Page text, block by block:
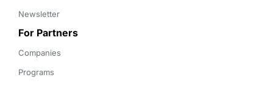
Newsletter
For Partners
Companies
Programs